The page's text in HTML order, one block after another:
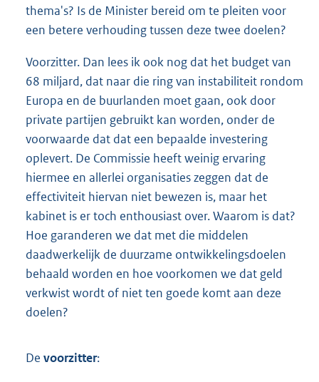
thema's? Is de Minister bereid om te pleiten voor
een betere verhouding tussen deze twee doelen?
Voorzitter. Dan lees ik ook nog dat het budget van
68 miljard, dat naar die ring van instabiliteit rondom
Europa en de buurlanden moet gaan, ook door
private partijen gebruikt kan worden, onder de
voorwaarde dat dat een bepaalde investering
oplevert. De Commissie heeft weinig ervaring
hiermee en allerlei organisaties zeggen dat de
effectiviteit hiervan niet bewezen is, maar het
kabinet is er toch enthousiast over. Waarom is dat?
Hoe garanderen we dat met die middelen
daadwerkelijk de duurzame ontwikkelingsdoelen
behaald worden en hoe voorkomen we dat geld
verkwist wordt of niet ten goede komt aan deze
doelen?
De voorzitter: